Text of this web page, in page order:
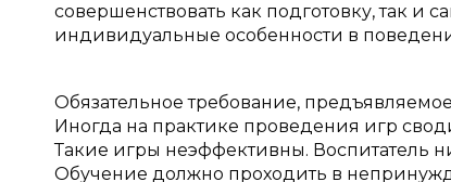
совершенствовать как подготовку, так и
индивидуальные особенности в
Обязательное требование,
Иногда на практике проведения игр
Такие игры неэффективны. Воспитатель
Обучение должно проходить в